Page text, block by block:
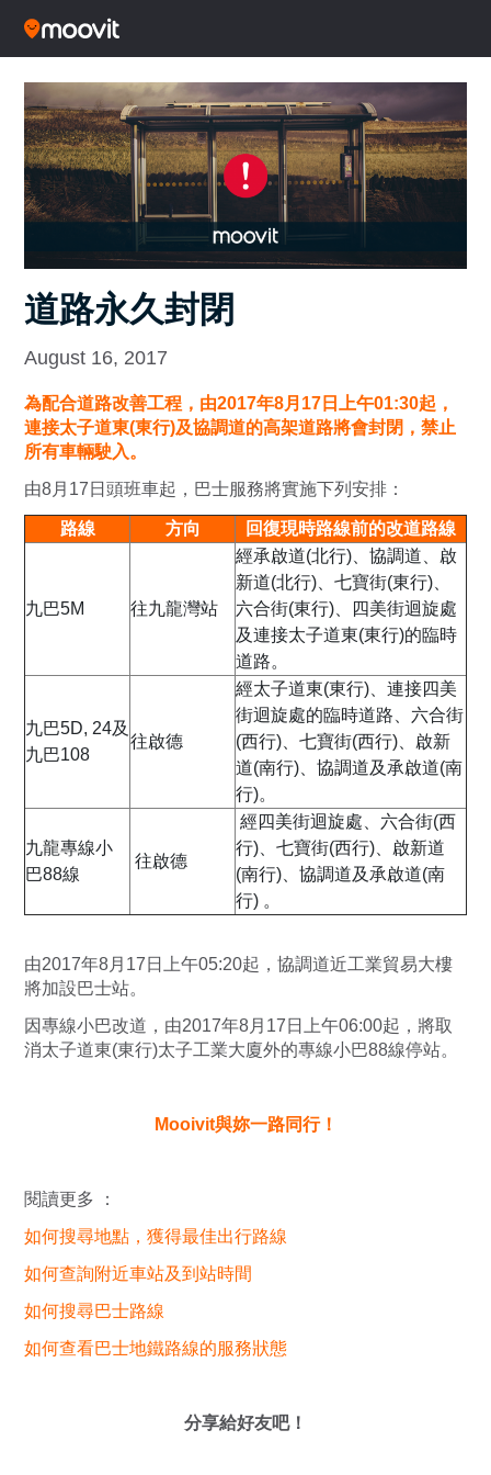
道路永久封閉
August 16, 2017
為配合道路改善工程，由2017年8月17日上午01:30起，
連接太子道東(東行)及協調道的高架道路將會封閉，禁止
所有車輛駛入。
由8月17日頭班車起，巴士服務將實施下列安排：
九巴5D, 24及
九巴108
往啟德
經太子道東(東行)、連接四美
街迴旋處的臨時道路、六合街
(西行)、七寶街(西行)、啟新
道(南行)、協調道及承啟道(南
行)。
九龍專線小
巴88線
往啟德
經四美街迴旋處、六合街(西
行)、七寶街(西行)、啟新道
(南行)、協調道及承啟道(南
行) 。
路線 方向 回復現時路線前的改道路線
九巴5M 往九龍灣站
經承啟道(北行)、協調道、啟
新道(北行)、七寶街(東行)、
六合街(東行)、四美街迴旋處
及連接太子道東(東行)的臨時
道路。
由2017年8月17日上午05:20起，協調道近工業貿易大樓
將加設巴士站。
因專線小巴改道，由2017年8月17日上午06:00起，將取
消太子道東(東行)太子工業大廈外的專線小巴88線停站。
Mooivit與妳一路同行！
閱讀更多 ：
如何搜尋地點，獲得最佳出行路線
如何查詢附近車站及到站時間
如何搜尋巴士路線
如何查看巴士地鐵路線的服務狀態
分享給好友吧！